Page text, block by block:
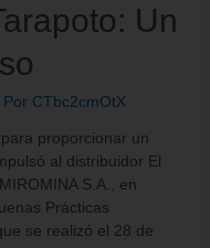
Un
Por CTbc2cmOtX
proporcionar un
al distribuidor El
S.A., en
Prácticas
se realizó el 28 de